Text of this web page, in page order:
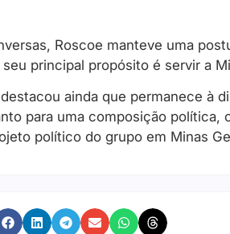
Roscoe manteve uma
principal propósito é servir a
ainda que permanece à
para uma composição política,
político do grupo em Minas